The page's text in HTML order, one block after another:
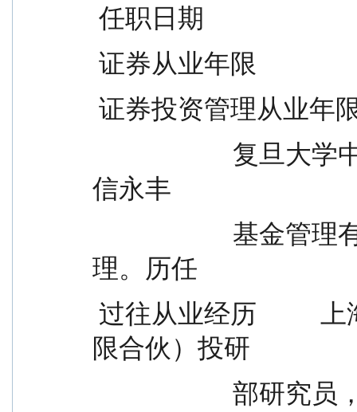
任职日期
证券从业年限
证券投资管理从业年
信永丰
理。历任
限合伙）投研